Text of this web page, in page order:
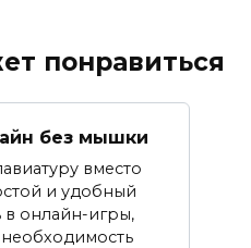
понравиться
без мышки
вместо
и удобный
в онлайн-игры,